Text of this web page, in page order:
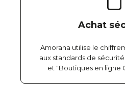
Achat
Amorana utilise le
aux standards de
et "Boutiques en ligne